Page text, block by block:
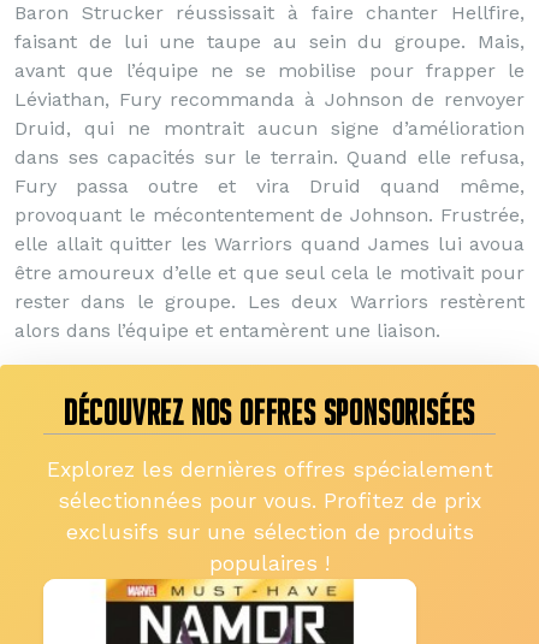
Baron Strucker réussissait à faire chanter Hellfire,
faisant de lui une taupe au sein du groupe. Mais,
avant que l’équipe ne se mobilise pour frapper le
Léviathan, Fury recommanda à Johnson de renvoyer
Druid, qui ne montrait aucun signe d’amélioration
dans ses capacités sur le terrain. Quand elle refusa,
Fury passa outre et vira Druid quand même,
provoquant le mécontentement de Johnson. Frustrée,
elle allait quitter les Warriors quand James lui avoua
être amoureux d’elle et que seul cela le motivait pour
rester dans le groupe. Les deux Warriors restèrent
alors dans l’équipe et entamèrent une liaison.
DÉCOUVREZ NOS OFFRES SPONSORISÉES
Explorez les dernières offres spécialement
sélectionnées pour vous. Profitez de prix
exclusifs sur une sélection de produits
populaires !